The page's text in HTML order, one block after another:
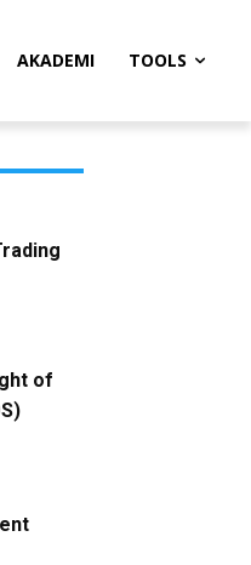
AKADEMI TOOLS
of